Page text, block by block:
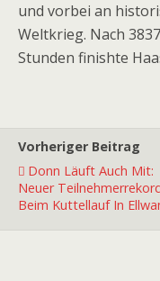
und vorbei an
Weltkrieg. Nach
Stunden finishte
Vorheriger Beitrag
Donn Läuft Auch Mit:
Neuer
Beim Kuttellauf In